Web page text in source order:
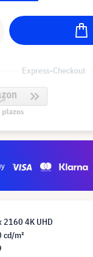
Express-Checkout
2160 4K UHD
cd/m²